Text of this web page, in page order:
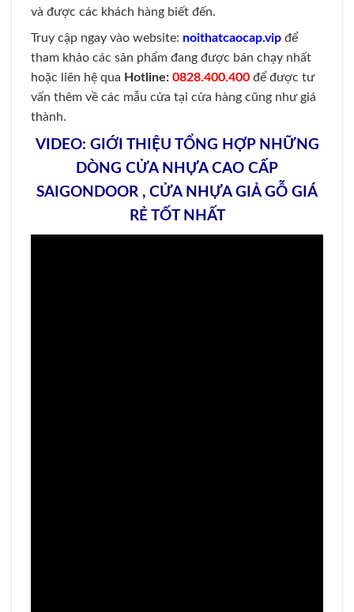
và được các khách hàng biết đến.
Truy cập ngay vào website: noithatcaocap.vip để
tham khảo các sản phẩm đang được bán chạy nhất
hoặc liên hệ qua Hotline: 0828.400.400 để được tư
vấn thêm về các mẫu cửa tại cửa hàng cũng như giá
thành.
VIDEO: GIỚI THIỆU TỔNG HỢP NHỮNG
DÒNG CỬA NHỰA CAO CẤP
SAIGONDOOR , CỬA NHỰA GIẢ GỖ GIÁ
RẺ TỐT NHẤT